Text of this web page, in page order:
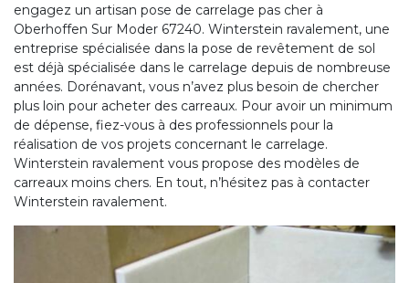
engagez un artisan pose de carrelage pas cher à
Oberhoffen Sur Moder 67240. Winterstein ravalement, une
entreprise spécialisée dans la pose de revêtement de sol
est déjà spécialisée dans le carrelage depuis de nombreuse
années. Dorénavant, vous n’avez plus besoin de chercher
plus loin pour acheter des carreaux. Pour avoir un minimum
de dépense, fiez-vous à des professionnels pour la
réalisation de vos projets concernant le carrelage.
Winterstein ravalement vous propose des modèles de
carreaux moins chers. En tout, n’hésitez pas à contacter
Winterstein ravalement.